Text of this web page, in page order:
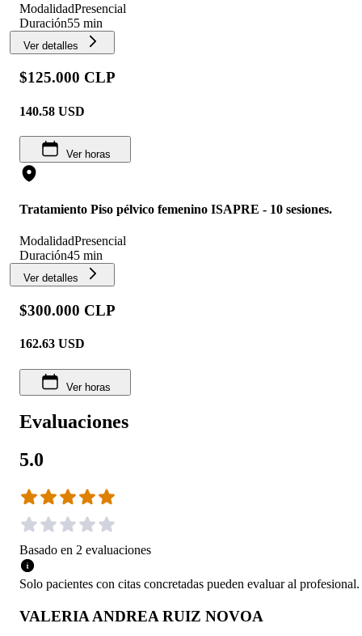
ModalidadPresencial
Duración55 min
Ver detalles
$125.000 CLP
140.58 USD
Ver horas
Tratamiento Piso pélvico femenino ISAPRE - 10 sesiones.
ModalidadPresencial
Duración45 min
Ver detalles
$300.000 CLP
162.63 USD
Ver horas
Evaluaciones
5.0
Basado en 2 evaluaciones
Solo pacientes con citas concretadas pueden evaluar al profesional.
VALERIA ANDREA RUIZ NOVOA